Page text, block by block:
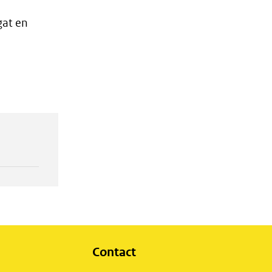
en
Contact